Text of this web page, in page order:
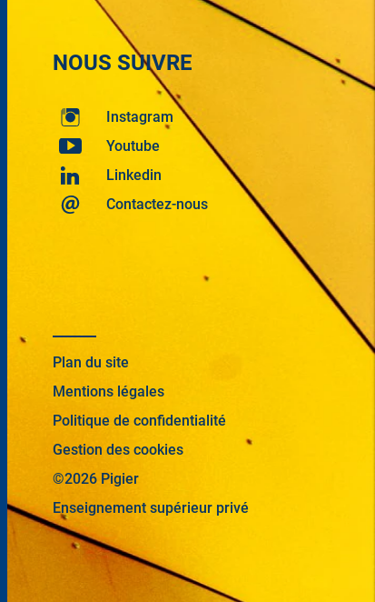
NOUS SUIVRE
Instagram
Youtube
Linkedin
Contactez-nous
Plan du site
Mentions légales
Politique de confidentialité
Gestion des cookies
©2026 Pigier
Enseignement supérieur privé